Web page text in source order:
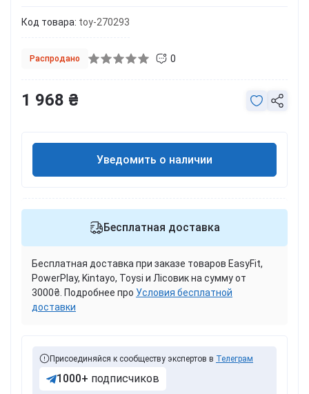
Код товара: toy-270293
Распродано 0
1 968 ₴
Уведомить о наличии
Бесплатная доставка
Бесплатная доставка при заказе товаров EasyFit,
PowerPlay, Kintayo, Toysi и Лісовик на сумму от
3000₴. Подробнее про Условия бесплатной
доставки
Присоединяйся к сообществу экспертов в Телеграм
1000+ подписчиков